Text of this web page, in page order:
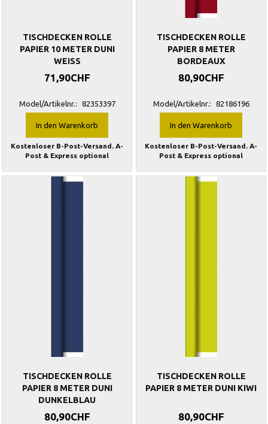
TISCHDECKEN ROLLE
PAPIER 10 METER DUNI
WEISS
71,90CHF
Model/Artikelnr.: 82353397
In den Warenkorb
Kostenloser B-Post-Versand. A-
Post & Express optional
TISCHDECKEN ROLLE
PAPIER 8 METER
BORDEAUX
80,90CHF
Model/Artikelnr.: 82186196
In den Warenkorb
Kostenloser B-Post-Versand. A-
Post & Express optional
TISCHDECKEN ROLLE
PAPIER 8 METER DUNI
DUNKELBLAU
80,90CHF
TISCHDECKEN ROLLE
PAPIER 8 METER DUNI KIWI
80,90CHF